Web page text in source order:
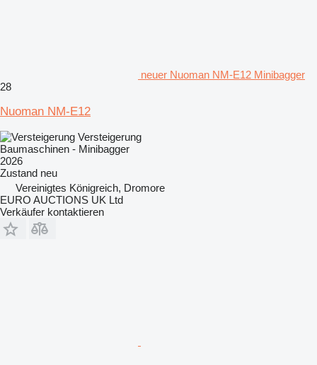
neuer Nuoman NM-E12 Minibagger
28
Nuoman NM-E12
Versteigerung
Baumaschinen - Minibagger
2026
Zustand neu
Vereinigtes Königreich, Dromore
EURO AUCTIONS UK Ltd
Verkäufer kontaktieren